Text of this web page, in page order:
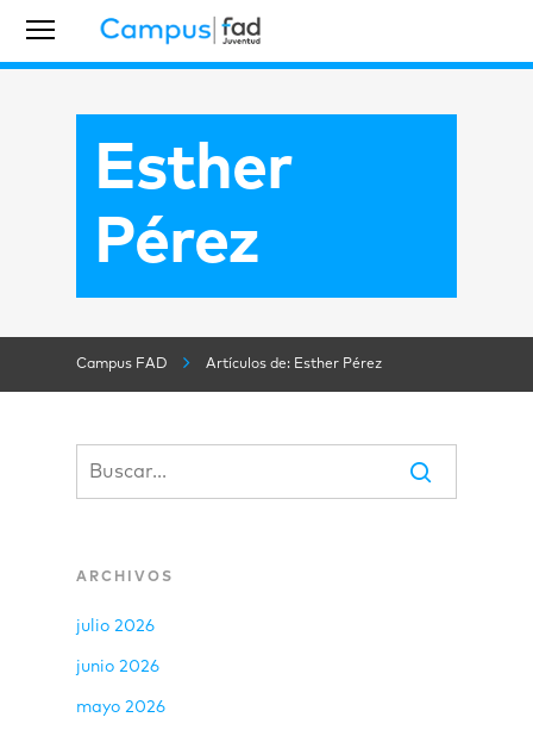
Esther
Pérez
Campus FAD Artículos de: Esther Pérez
ARCHIVOS
julio 2026
junio 2026
mayo 2026